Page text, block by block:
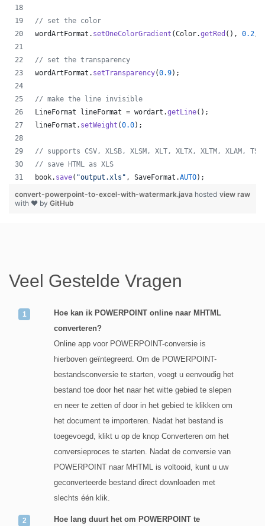
// set the color
wordArtFormat . setOneColorGradient (Color.getRed (), 0.2,
// set the transparency
wordArtFormat . setTransparency(0.9);
// make the line invisible
LineFormat
lineFormat = wordart .getLine();
lineFormat . setWeight (0.0);
// supports CSV, XLSB, XLSM, XLT, XLTX, XLTM, XLAM,
// save HTML as XLS
book. save( "output.xls" , SaveFormat .AUTO);
view raw
convert-powerpoint-to-excel-with-watermark.java hosted
with ❤ by GitHub
Veel Gestelde Vragen
Hoe kan ik POWERPOINT online naar MHTML
converteren?
Online app voor POWERPOINT-conversie is
hierboven geïntegreerd. Om de POWERPOINT-
bestandsconversie te starten, voegt u eenvoudig het
bestand toe door het naar het witte gebied te slepen
en neer te zetten of door in het gebied te klikken om
het document te importeren. Nadat het bestand is
toegevoegd, klikt u op de knop Converteren om het
conversieproces te starten. Nadat de conversie van
POWERPOINT naar MHTML is voltooid, kunt u uw
geconverteerde bestand direct downloaden met
slechts één klik.
Hoe lang duurt het om POWERPOINT te